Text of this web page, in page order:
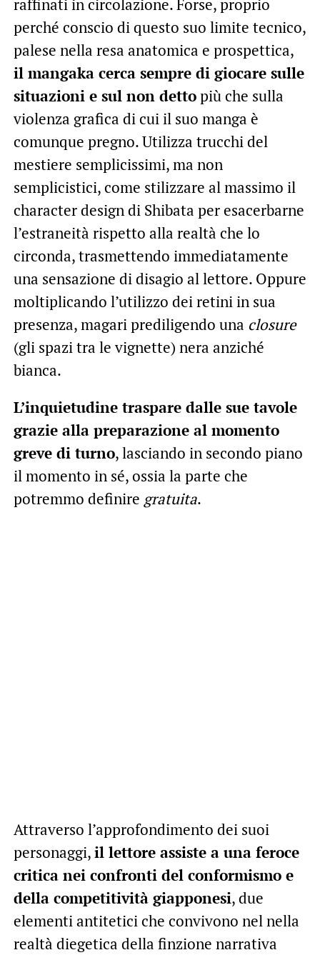
raffinati in circolazione. Forse, proprio
perché conscio di questo suo limite tecnico,
palese nella resa anatomica e prospettica,
il mangaka cerca sempre di giocare sulle
situazioni e sul non dettopiù che sulla
violenza grafica di cui il suo manga è
comunque pregno. Utilizza trucchi del
mestiere semplicissimi, ma non
semplicistici, come stilizzare al massimo il
character design di Shibata per esacerbarne
l’estraneità rispetto alla realtà che lo
circonda, trasmettendo immediatamente
una sensazione di disagio al lettore. Oppure
moltiplicando l’utilizzo dei retini in sua
presenza, magari prediligendo una closure
(gli spazi tra le vignette) nera anziché
bianca.
L’inquietudine traspare dalle sue tavole
grazie alla preparazione al momento
greve di turno, lasciando in secondo piano
il momento in sé, ossia la parte che
potremmo definire gratuita.
Attraverso l’approfondimento dei suoi
personaggi,il lettore assiste a una feroce
critica nei confronti del conformismo e
della competitività giapponesi, due
elementi antitetici che convivono nel nella
realtà diegetica della finzione narrativa